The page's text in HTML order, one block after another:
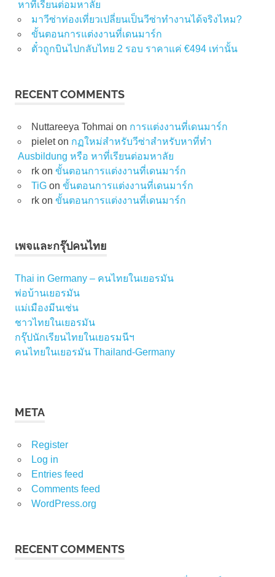
หาที่เรียนต่อมหาลัย
มาวีซ่าท่องเที่ยวเปลี่ยนเป็นวีซ่าทำงานได้จริงไหม?
ขั้นตอนการแต่งงานที่เดนมาร์ก
ตั๋วถูกบินไปกลับไทย 2 รอบ ราคาแค่ €494 เท่านั้น
RECENT COMMENTS
Nuttareeya Tohmai on การแต่งงานที่เดนมาร์ก
pieleton กฏใหม่สำหรับวีซ่าสำหรับหาที่ทำ
Ausbildung หรือ หาที่เรียนต่อมหาลัย
rkon ขั้นตอนการแต่งงานที่เดนมาร์ก
TiGon ขั้นตอนการแต่งงานที่เดนมาร์ก
rkon ขั้นตอนการแต่งงานที่เดนมาร์ก
เพจและกรุ๊ปคนไทย
Thai in Germany – คนไทยในเยอรมัน
พ่อบ้านเยอรมัน
แม่เมืองมีนเช่น
ชาวไทยในเยอรมัน
กรุ๊ปนักเรียนไทยในเยอรมนีฯ
คนไทยในเยอรมัน Thailand-Germany
META
Register
Log in
Entries feed
Comments feed
WordPress.org
RECENT COMMENTS